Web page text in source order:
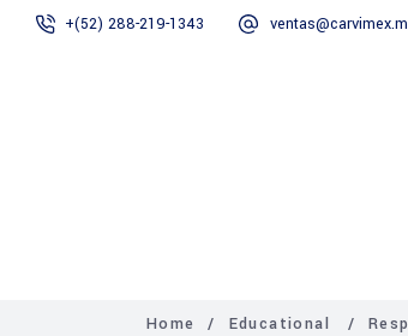
+(52) 288-219-1343
Home / Educational /